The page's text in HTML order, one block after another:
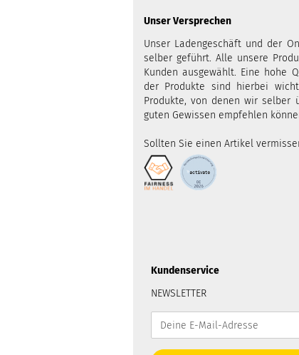
Unser Versprechen
Unser Ladengeschäft und der
selber geführt. Alle unsere
Kunden ausgewählt. Eine hohe
der Produkte sind hierbei
Produkte, von denen wir selber
guten Gewissen empfehlen
Sollten Sie einen Artikel
Kundenservice
NEWSLETTER